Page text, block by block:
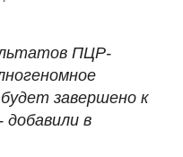
ПЦР-
завершено к
добавили в